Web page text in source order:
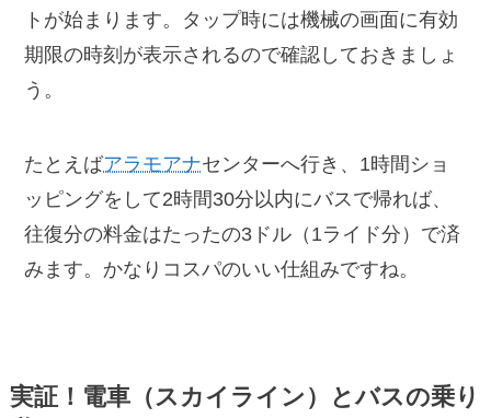
トが始まります。タップ時には機械の画面に有効
期限の時刻が表示されるので確認しておきましょ
う。
たとえばアラモアナセンターへ行き、1時間ショ
ッピングをして2時間30分以内にバスで帰れば、
往復分の料金はたったの3ドル（1ライド分）で済
みます。かなりコスパのいい仕組みですね。
実証！電車（スカイライン）とバスの乗り